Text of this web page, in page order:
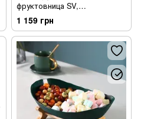
фруктовница SV,
декоративная подставка для
фруктов, овощей и десертов
Черный (sv3965)
1 159 грн